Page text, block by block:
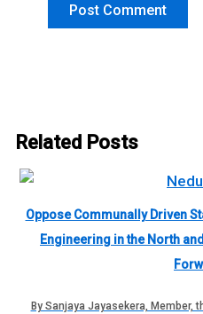
Related Posts
Oppose Communally Driven
Engineering in the North
By Sanjaya Jayasekera, Member,